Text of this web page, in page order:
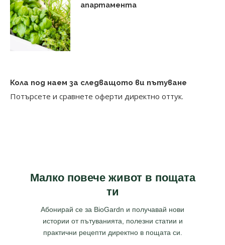
апартамента
Кола под наем за следващото ви пътуване
Потърсете и сравнете оферти директно оттук.
Малко повече живот в пощата
ти
Абонирай се за BioGardn и получавай нови
истории от пътуванията, полезни статии и
практични рецепти директно в пощата си.